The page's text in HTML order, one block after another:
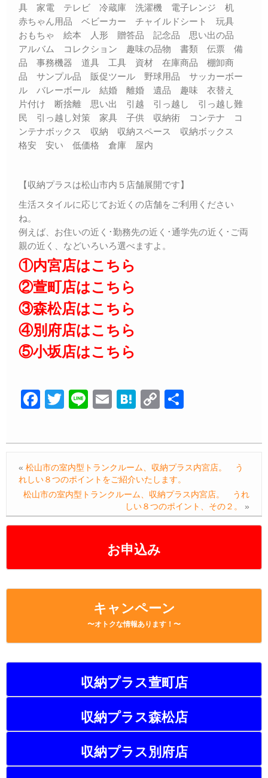
お申込み
キャンペーン
〜オトクな情報あります！〜
収納プラス萱町店
収納プラス森松店
収納プラス別府店
具 家電 テレビ 冷蔵庫 洗濯機 電子レンジ 机
赤ちゃん用品 ベビーカー チャイルドシート 玩具
おもちゃ 絵本 人形 贈答品 記念品 思い出の品
アルバム コレクション 趣味の品物 書類 伝票 備
品 事務機器 道具 工具 資材 在庫商品 棚卸商
品 サンプル品 販促ツール 野球用品 サッカーボー
ル バレーボール 結婚 離婚 遺品 趣味 衣替え
片付け 断捨離 思い出 引越 引っ越し 引っ越し難
民 引っ越し対策 家具 子供 収納術 コンテナ コ
ンテナボックス 収納 収納スペース 収納ボックス
格安 安い 低価格 倉庫 屋内
【収納プラスは松山市内５店舗展開です】
生活スタイルに応じてお近くの店舗をご利用ください
ね。
例えば、お住いの近く･勤務先の近く･通学先の近く･ご両
親の近く、などいろいろ選べますよ。
①内宮店はこちら
②萱町店はこちら
③森松店はこちら
④別府店はこちら
⑤小坂店はこちら
F
c
b
o
o
T
tt
Li
e
E
ail
H
e
a
C
p
Li
n
k
« 松山市の室内型トランクルーム、収納プラス内宮店。 う
れしい８つのポイントをご紹介いたします。
松山市の室内型トランクルーム、収納プラス内宮店。 うれ
しい８つのポイント、その２。
»